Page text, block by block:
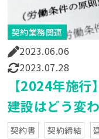
契約業務関連
2023.06.06
2023.07.28
【2024年施
建設はどう変
について解説
契約書 契約締結